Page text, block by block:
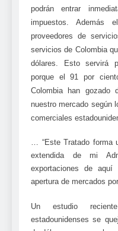
podrán entrar
impuestos. Además
proveedores de
servicios de Colombia
dólares. Esto servirá
porque el 91 por
Colombia han gozado
nuestro mercado según
comerciales
… “Este Tratado forma
extendida de mi
exportaciones de
apertura de mercados
Un estudio
estadounidenses se